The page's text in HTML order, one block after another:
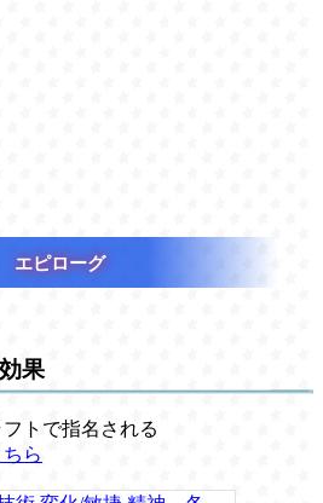
エピローグ
果
トで指名される
ら